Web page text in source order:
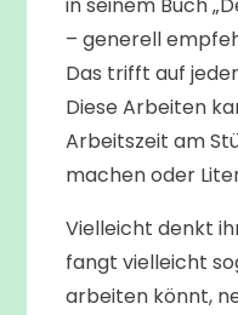
– generell
Das trifft auf
Diese Arbeiten
Arbeitszeit am
machen oder
Vielleicht denkt
fangt vielleicht
arbeiten könnt,